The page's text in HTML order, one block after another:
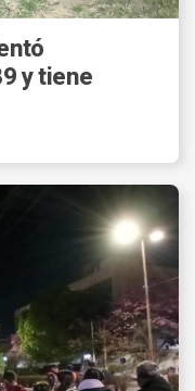
y tiene